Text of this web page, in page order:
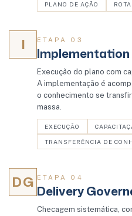
PLANO DE AÇÃO
I ETAPA 03
Implementation
Execução do plano com
A implementação é
o conhecimento se
massa.
EXECUÇÃO
TRANSFERÊNCIA DE
DG ETAPA 04
Delivery
Checagem sistemática,